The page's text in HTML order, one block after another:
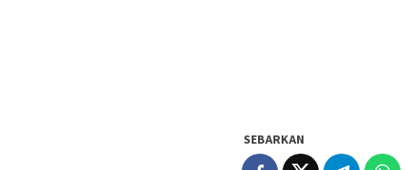
SEBARKAN